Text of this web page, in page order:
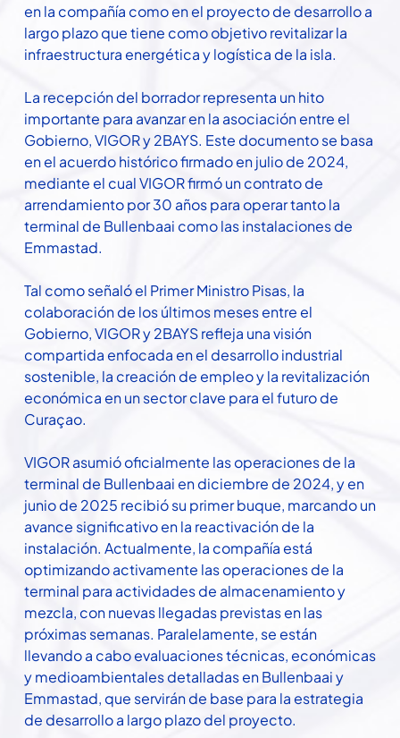
en la compañía como en el proyecto de desarrollo a
largo plazo que tiene como objetivo revitalizar la
infraestructura energética y logística de la isla.
La recepción del borrador representa un hito
importante para avanzar en la asociación entre el
Gobierno, VIGOR y 2BAYS. Este documento se basa
en el acuerdo histórico firmado en julio de 2024,
mediante el cual VIGOR firmó un contrato de
arrendamiento por 30 años para operar tanto la
terminal de Bullenbaai como las instalaciones de
Emmastad.
Tal como señaló el Primer Ministro Pisas, la
colaboración de los últimos meses entre el
Gobierno, VIGOR y 2BAYS refleja una visión
compartida enfocada en el desarrollo industrial
sostenible, la creación de empleo y la revitalización
económica en un sector clave para el futuro de
Curaçao.
VIGOR asumió oficialmente las operaciones de la
terminal de Bullenbaai en diciembre de 2024, y en
junio de 2025 recibió su primer buque, marcando un
avance significativo en la reactivación de la
instalación. Actualmente, la compañía está
optimizando activamente las operaciones de la
terminal para actividades de almacenamiento y
mezcla, con nuevas llegadas previstas en las
próximas semanas. Paralelamente, se están
llevando a cabo evaluaciones técnicas, económicas
y medioambientales detalladas en Bullenbaai y
Emmastad, que servirán de base para la estrategia
de desarrollo a largo plazo del proyecto.